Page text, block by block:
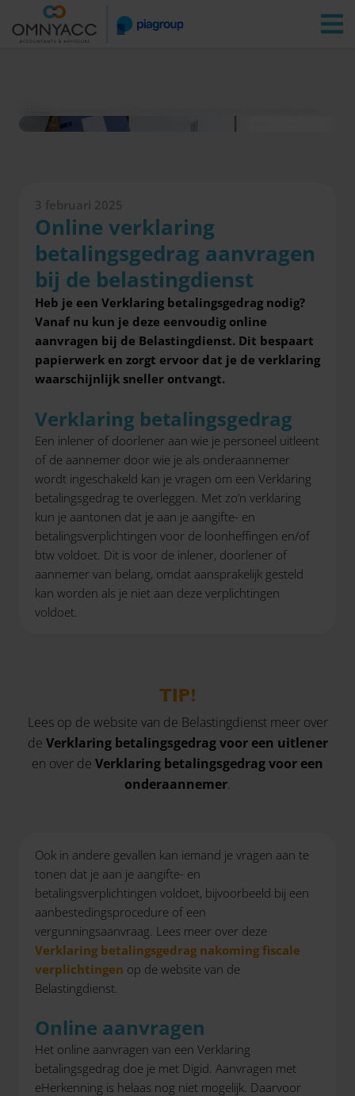
Vestigingen Zoeken
3 februari 2025
Online verklaring
betalingsgedrag aanvragen
bij de belastingdienst
Heb je een Verklaring betalingsgedrag nodig?
Vanaf nu kun je deze eenvoudig online
aanvragen bij de Belastingdienst. Dit bespaart
papierwerk en zorgt ervoor dat je de verklaring
waarschijnlijk sneller ontvangt.
Verklaring betalingsgedrag
Een inlener of doorlener aan wie je personeel uitleent
of de aannemer door wie je als onderaannemer
wordt ingeschakeld kan je vragen om een Verklaring
betalingsgedrag te overleggen. Met zo’n verklaring
kun je aantonen dat je aan je aangifte- en
betalingsverplichtingen voor de loonheffingen en/of
btw voldoet. Dit is voor de inlener, doorlener of
aannemer van belang, omdat aansprakelijk gesteld
kan worden als je niet aan deze verplichtingen
voldoet.
TIP!
Lees op de website van de Belastingdienst meer over
de Verklaring betalingsgedrag voor een uitlener
en over de Verklaring betalingsgedrag voor een
onderaannemer.
Ook in andere gevallen kan iemand je vragen aan te
tonen dat je aan je aangifte- en
betalingsverplichtingen voldoet, bijvoorbeeld bij een
aanbestedingsprocedure of een
vergunningsaanvraag. Lees meer over deze
Verklaring betalingsgedrag nakoming fiscale
verplichtingen op de website van de
Belastingdienst.
Online aanvragen
Het online aanvragen van een Verklaring
betalingsgedrag doe je met Digid. Aanvragen met
eHerkenning is helaas nog niet mogelijk. Daarvoor